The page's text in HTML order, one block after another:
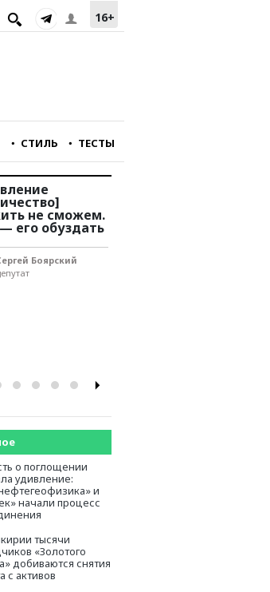
16+
СТИЛЬ ТЕСТЫ
не сможем.
его обуздать
Боярский
о поглощении
удивление:
и
начали процесс
тысячи
«Золотого
добиваются снятия
с активов